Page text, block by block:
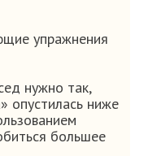
упражнения
нужно так,
опустилась ниже
большее